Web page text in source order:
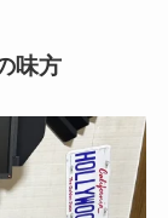
味方